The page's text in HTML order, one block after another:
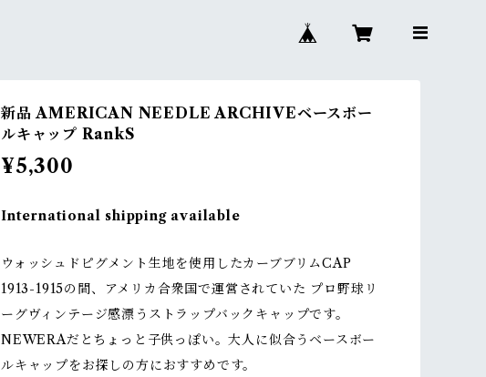
新品 AMERICAN NEEDLE ARCHIVEベースボー
ルキャップ RankS
¥5,300
International shipping available
ウォッシュドピグメント生地を使用したカーブブリムCAP
1913-1915の間、アメリカ合衆国で運営されていた プロ野球リ
ーグヴィンテージ感漂うストラップバックキャップです。
NEWERAだとちょっと子供っぽい。大人に似合うベースボー
ルキャップをお探しの方におすすめです。